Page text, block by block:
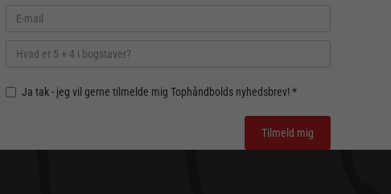
Ja tak - jeg vil gerne tilmelde mig Tophåndbolds nyhedsbrev! *